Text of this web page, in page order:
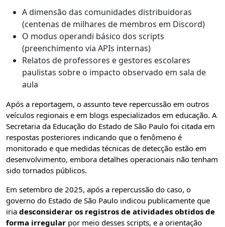
A dimensão das comunidades distribuidoras
(centenas de milhares de membros em Discord)
O modus operandi básico dos scripts
(preenchimento via APIs internas)
Relatos de professores e gestores escolares
paulistas sobre o impacto observado em sala de
aula
Após a reportagem, o assunto teve repercussão em outros
veículos regionais e em blogs especializados em educação. A
Secretaria da Educação do Estado de São Paulo foi citada em
respostas posteriores indicando que o fenômeno é
monitorado e que medidas técnicas de detecção estão em
desenvolvimento, embora detalhes operacionais não tenham
sido tornados públicos.
Em setembro de 2025, após a repercussão do caso, o
governo do Estado de São Paulo indicou publicamente que
iria desconsiderar os registros de atividades obtidos de
forma irregular por meio desses scripts, e a orientação